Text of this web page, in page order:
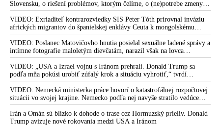
Jemenu
Slovensku, o riešení problémov, ktorým čelíme, o (ne)potrebe zmeny
volebného systému, ale aj o meniacom sa svetovom poriadku a
postavení našej vlasti v ňom
VIDEO: Exriaditeľ kontrarozviedky SIS Peter Tóth prirovnal inváziu
afrických migrantov do španielskej enklávy Ceuta k mongolskému
vpádu do strednej Európy, ku ktorému došlo v 13. storočí
VIDEO: Poslanec Matovičovho hnutia posielal sexuálne ladené správy a
intímne fotografie maloletým dievčatám, narazil však na lovca
pedofilov
VIDEO: „USA a Izrael vojnu s Iránom prehrali. Donald Trump sa
podľa mňa pokúsi urobiť zúfalý krok a situáciu vyhrotiť,“ tvrdí
americký armádny plukovník vo výslužbe Douglas Macgregor
VIDEO: Nemecká ministerka práce hovorí o katastrofálnej rozpočtovej
situácii vo svojej krajine. Nemecko podľa nej navyše stratilo vedúce
postavenie v mnohých technologických oblastiach
Irán a Omán sú blízko k dohode o trase cez Hormuzský prieliv. Donald
Trump avizuje nové rokovania medzi USA a Iránom